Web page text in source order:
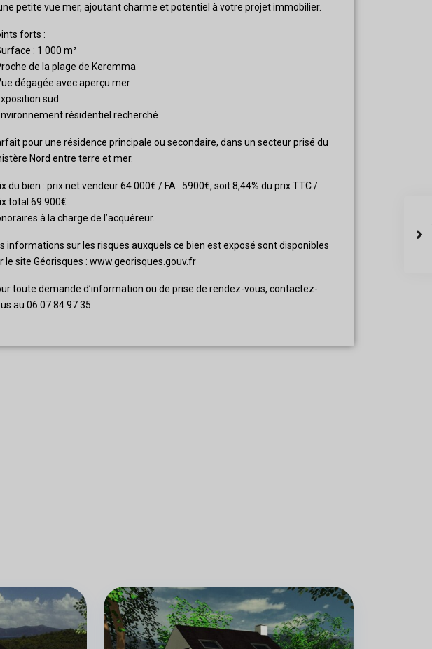
petite vue mer, ajoutant charme et potentiel à votre projet immobilier.
forts :
: 1 000 m²
de la plage de Keremma
dégagée avec aperçu mer
sud
résidentiel recherché
pour une résidence principale ou secondaire, dans un secteur prisé du
Nord entre terre et mer.
du bien : prix net vendeur 64 000€ / FA : 5900€, soit 8,44% du prix TTC /
total 69 900€
à la charge de l’acquéreur.
informations sur les risques auxquels ce bien est exposé sont disponibles
le site Géorisques : www.georisques.gouv.fr
toute demande d’information ou de prise de rendez-vous, contactez-
au 06 07 84 97 35.